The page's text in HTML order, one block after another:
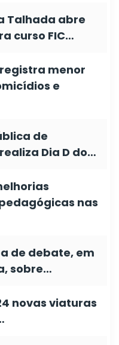
Talhada abre
curso FIC…
menor
e
de
Dia D do…
nas
de debate, em
sobre…
novas viaturas